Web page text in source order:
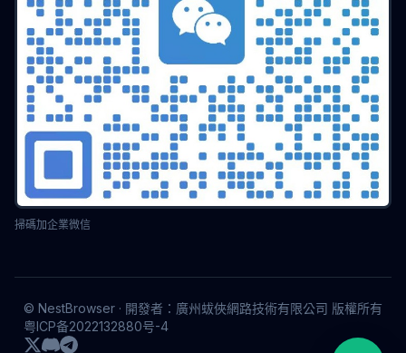
掃碼加企業微信
© NestBrowser · 開發者：廣州蛂俠網路技術有限公司 版權所有
粤ICP备2022132880号-4